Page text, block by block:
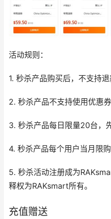
活动规则：
1. 秒杀产品购买后，不支持
2. 秒杀产品不支持使用优惠
3. 秒杀产品每日限量20台，
4. 秒杀产品每个用户当月限
5. 秒杀活动注册成为
释权为RAKsmart所有。
充值赠送